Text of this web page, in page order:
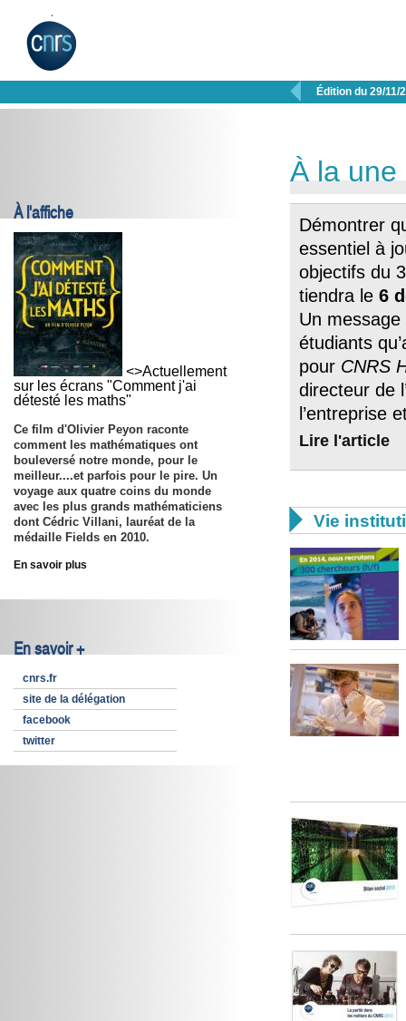
 Édition du 29/11/
À l'affiche
<>Actuellement
sur les écrans "Comment j'ai
détesté les maths"
Ce film d'Olivier Peyon raconte
comment les mathématiques ont
bouleversé notre monde, pour le
meilleur....et parfois pour le pire. Un
voyage aux quatre coins du monde
avec les plus grands mathématiciens
dont Cédric Villani, lauréat de la
médaille Fields en 2010.
En savoir plus
En savoir +
cnrs.fr
site de la délégation
facebook
twitter
À la une
Démontrer
essentiel à
objectifs du
tiendra le 6
Un message
étudiants
pour CNRS
directeur de
l’entreprise
Lire l'article
 Vie